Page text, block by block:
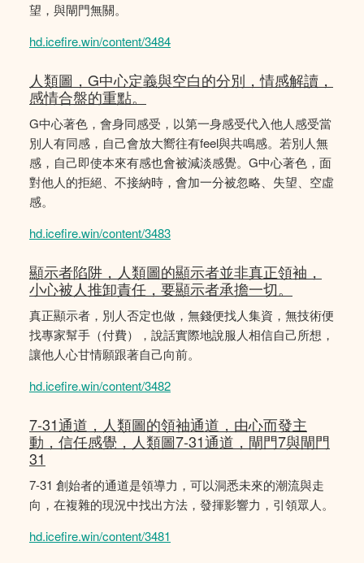
望，與閘門無關。
hd.icefire.win/content/3484
人類圖，G中心定義與空白的分別，情感解讀，
感情合盤的重點。
G中心著色，會身同感受，以第一身感受代入他人感受當
別人有同感，自己會放大嚮往有feel與共鳴感。若別人無
感，自己即使本來有感也會被減淡感覺。G中心著色，面
對他人的拒絕、不接納時，會加一分被忽略、失望、空虛
感。
hd.icefire.win/content/3483
顯示者陷阱，人類圖的顯示者並非真正領袖，
小心被人推卸責任，要顯示者承擔一切。
真正顯示者，別人否定也做，無錢便找人集資，無技術便
找專家幫手（付費），說話實際地說服人相信自己所想，
讓他人心甘情願跟著自己向前。
hd.icefire.win/content/3482
7-31通道，人類圖的領袖通道，由心而發主
動，信任感覺，人類圖7-31通道，閘門7與閘門
31
7-31 創始者的通道是領導力，可以洞悉未來的潮流與走
向，在複雜的現況中找出方法，發揮影響力，引領眾人。
hd.icefire.win/content/3481